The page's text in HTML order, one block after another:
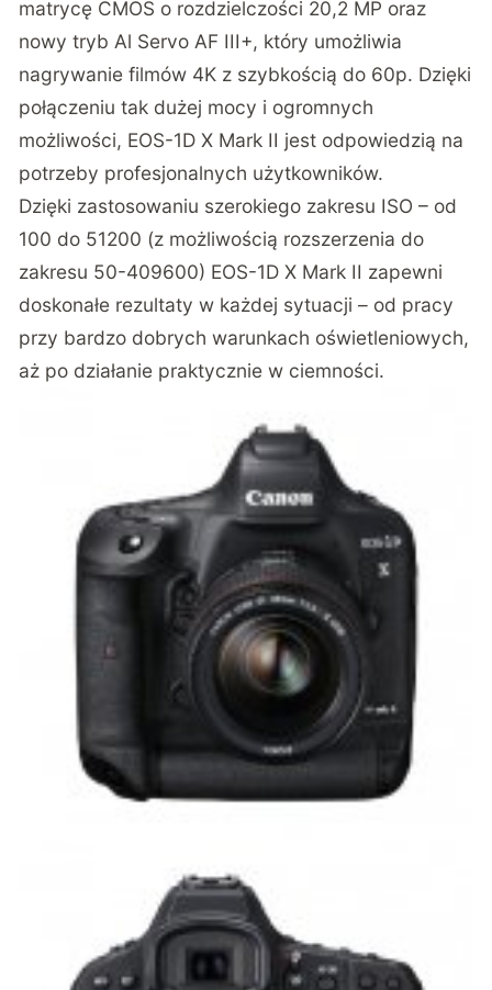
matrycę CMOS o rozdzielczości 20,2 MP oraz
nowy tryb Al Servo AF III+, który umożliwia
nagrywanie filmów 4K z szybkością do 60p. Dzięki
połączeniu tak dużej mocy i ogromnych
możliwości, EOS-1D X Mark II jest odpowiedzią na
potrzeby profesjonalnych użytkowników.
Dzięki zastosowaniu szerokiego zakresu ISO – od
100 do 51200 (z możliwością rozszerzenia do
zakresu 50-409600) EOS-1D X Mark II zapewni
doskonałe rezultaty w każdej sytuacji – od pracy
przy bardzo dobrych warunkach oświetleniowych,
aż po działanie praktycznie w ciemności.